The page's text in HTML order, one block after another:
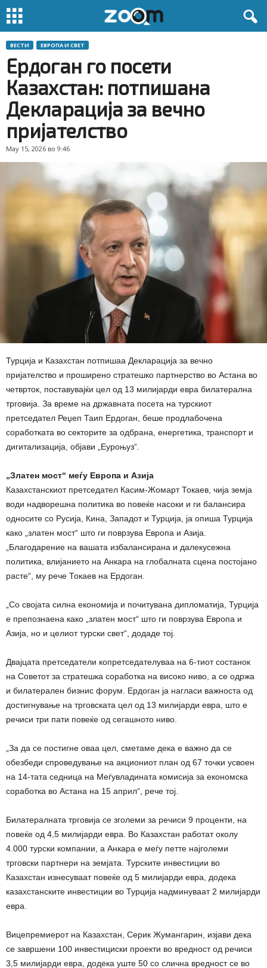
ВЕСТИ ЕВРОПА И СВЕТ
Ердоган го посети
Казахстан: потпишана
Декларација за вечно
пријателство
May 15, 2026 во 9:46
Турција и Казахстан потпишаа Декларација за вечно
пријателство и проширено стратешко партнерство во Астана во
четврток, поставувајќи цел од 13 милијарди евра билатерална
трговија. За време на државната посета на турскиот
претседател Реџеп Таип Ердоган, беше продлабочена
соработката во секторите за одбрана, енергетика, транспорт и
дигитализација, објави „Еуроњуз“.
„Златен мост“ меѓу Европа и Азија
Казахстанскиот претседател Касим-Жомарт Токаев, чија земја
води надворешна политика во повеќе насоки и ги балансира
односите со Русија, Кина, Западот и Турција, ја опиша Турција
како „златен мост“ што ги поврзува Европа и Азија.
„Благодарение на вашата избалансирана и далекусежна
политика, влијанието на Анкара на глобалната сцена постојано
расте“, му рече Токаев на Ердоган.
„Со својата силна економија и почитувана дипломатија, Турција
е препознаена како „златен мост“ што ги поврзува Европа и
Азија, но и целиот турски свет“, додаде тој.
Двајцата претседатели копретседателуваа на 6-тиот состанок
на Советот за стратешка соработка на високо ниво, а се одржа
и билатерален бизнис форум. Ердоган ја нагласи важноста од
достигнување на трговската цел од 13 милијарди евра, што е
речиси три пати повеќе од сегашното ниво.
„За да се постигне оваа цел, сметаме дека е важно да се
обезбеди спроведување на акциониот план од 67 точки усвоен
на 14-тата седница на Меѓувладината комисија за економска
соработка во Астана на 15 април“, рече тој.
Билатералната трговија се зголеми за речиси 9 проценти, на
повеќе од 4,5 милијарди евра. Во Казахстан работат околу
4.000 турски компании, а Анкара е меѓу петте најголеми
трговски партнери на земјата. Турските инвестиции во
Казахстан изнесуваат повеќе од 5 милијарди евра, додека
казахстанските инвестиции во Турција надминуваат 2 милијарди
евра.
Вицепремиерот на Казахстан, Серик Жумангарин, изјави дека
се завршени 100 инвестициски проекти во вредност од речиси
3,5 милијарди евра, додека уште 50 со слична вредност се во